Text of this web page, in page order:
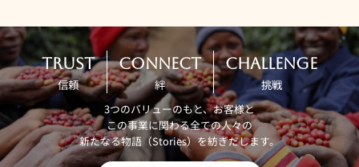
TRUST
信頼
CONNECT
絆
CHALLENGE
挑戦
3つのバリューのもと、お客様と
この事業に関わる全ての人々の
新たなる物語（Stories）を紡ぎだします。